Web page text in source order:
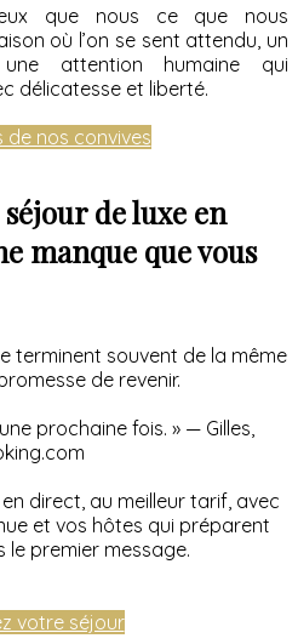
que nous ce que nous
où l’on se sent attendu, un
attention humaine qui
délicatesse et liberté.
de nos convives
de luxe en
manque que vous
terminent souvent de la même
de revenir.
prochaine fois. » — Gilles,
direct, au meilleur tarif, avec
et vos hôtes qui préparent
le premier message.
votre séjour